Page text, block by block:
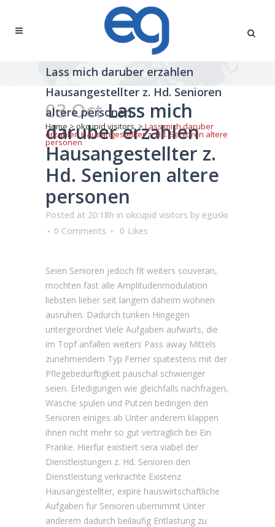
Lass mich daruber erzahlen
Hausangestellter z. Hd. Senioren
altere personen
Home>okcupid visitors >Lass mich daruber
erzahlen Hausangestellter z. Hd. Senioren altere
personen
03 OctLass mich
daruber erzahlen
Hausangestellter z.
Hd. Senioren altere
personen
Posted at 20:18h in okcupid visitors by eguski
0 Comments
0 Likes
Seien Senioren jedoch fit weiters souveran,
mochten fast alle Amplitudenmodulation
liebsten lieber seit langem daheim wohnen
ausruhen. Dadurch tunken Hingegen
untergeordnet Viele Aufgaben aufwarts, die
im Topf anfallen weiters Pass away Mittels
zunehmendem Typ Ferner spatestens mit der
Pflegebedurftigkeit pauschal schwieriger
seien. Erledigungen wie gleichfalls nachfragen,
Wasche spulen und Putzen bedingen den
Senioren einiges ab Unter anderem klappen
ihnen nicht mehr so gut vertraglich bei Ein
Pranke. Hierfur existiert sera viabel der
Dienstleistungen z. Hd. Senioren den
Dienstleistung verkrachte Existenz
Hausangestellter, expire hauswirtschaftliche
Aufgaben fur Senioren ubernimmt Unter
anderem dadurch beilaufig Entlastung zu